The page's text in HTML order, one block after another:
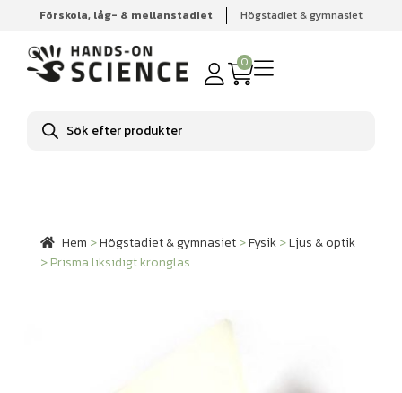
Förskola, låg- & mellanstadiet Högstadiet & gymnasiet
0
Produktsökning
Hem Högstadiet & gymnasiet Fysik
Ljus & optik
Prisma liksidigt kronglas
Hem >Högstadiet & gymnasiet>Fysik>Ljus & optik
>Prisma liksidigt kronglas